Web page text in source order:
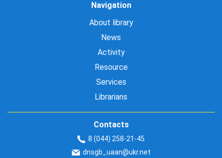
Navigation
About library
News
Activity
Resource
Services
Librarians
Contacts
8 (044) 258-21-45
dnsgb_uaan@ukr.net